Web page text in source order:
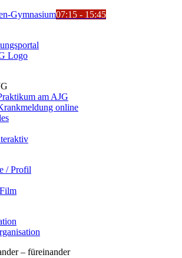
Gymnasium07:15 - 15:45
am AJG
online
/ Profil
– füreinander